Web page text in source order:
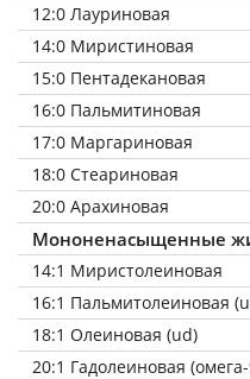
12:0 Лауриновая
14:0 Миристиновая
15:0 Пентадекановая
16:0 Пальмитиновая
17:0 Маргариновая
18:0 Стеариновая
20:0 Арахиновая
Мононенасыщенные
14:1 Миристолеиновая
16:1 Пальмитолеиновая
18:1 Олеиновая (ud)
20:1 Гадолеиновая